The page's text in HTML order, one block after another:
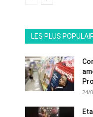
LES PLUS
24/